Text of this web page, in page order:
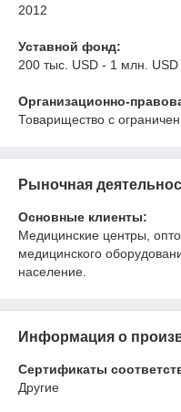
2012
Уставной фонд:
200 тыс. USD - 1 млн. USD
Организационно-
Товарищество с
Рыночная
Основные клиенты:
Медицинские центры,
медицинского
население.
Информация о
Сертификаты
Другие